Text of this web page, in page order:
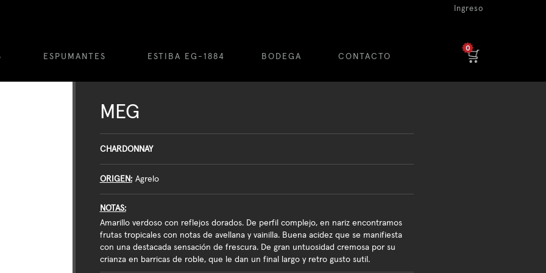
Ingreso
ESPUMANTES ESTIBA EG-1884 BODEGA CONTACTO
0
MEG
CHARDONNAY
ORIGEN Agrelo
NOTAS
Amarillo verdoso con reflejos dorados. De perfil complejo, en nariz encontramos
frutas tropicales con notas de avellana y vainilla. Buena acidez que se manifiesta
con una destacada sensación de frescura. De gran untuosidad cremosa por su
crianza en barricas de roble, que le dan un final largo y retro gusto sutil.